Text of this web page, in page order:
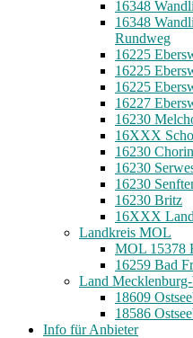
16348
16348
Rundweg
16225
16225
16225
16227
16230
16XXX
16230
16230
16230
16230 Britz
16XXX
Landkreis MOL
MOL 15378
16259 Bad
Land
18609
18586
Info für Anbieter